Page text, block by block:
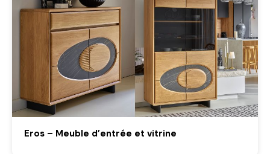
Eros – Meuble d’entrée et vitrine